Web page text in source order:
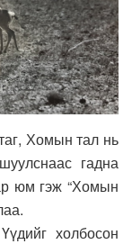
Хомын тал нь
гадна
юм гэж “Хомын
холбосон